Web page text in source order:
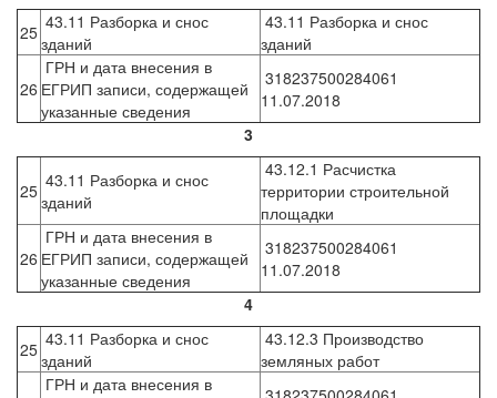
25 43.11 Разборка и снос
зданий
43.11 Разборка и снос
зданий
26
ГРН и дата внесения в
ЕГРИП записи, содержащей
указанные сведения
318237500284061
11.07.2018
3
25 43.11 Разборка и снос
зданий
43.12.1 Расчистка
территории строительной
площадки
26
ГРН и дата внесения в
ЕГРИП записи, содержащей
указанные сведения
318237500284061
11.07.2018
4
25 43.11 Разборка и снос
зданий
43.12.3 Производство
земляных работ
ГРН и дата внесения в